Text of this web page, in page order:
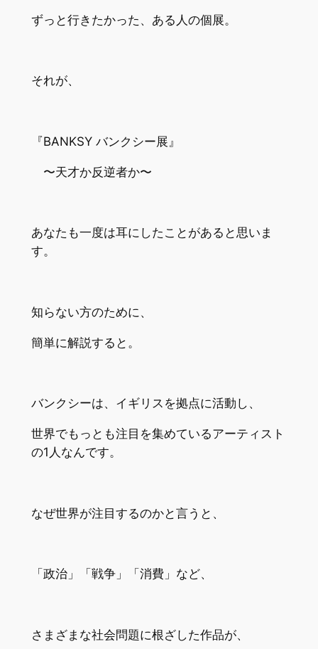
ずっと行きたかった、ある人の個展。
それが、
『BANKSY バンクシー展』
〜天才か反逆者か〜
あなたも一度は耳にしたことがあると思いま
す。
知らない方のために、
簡単に解説すると。
バンクシーは、イギリスを拠点に活動し、
世界でもっとも注目を集めているアーティスト
の1人なんです。
なぜ世界が注目するのかと言うと、
「政治」「戦争」「消費」など、
さまざまな社会問題に根ざした作品が、